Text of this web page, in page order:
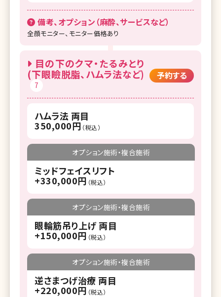
備考、オプション（麻酔、サービスなど）
全顔モニター、モニター価格あり
目の下のクマ・たるみとり
(下眼瞼脱脂、ハムラ法など)
7
予約する
ハムラ法 両目
350,000円 （税込）
オプション施術・複合施術
ミッドフェイスリフト
+330,000円 （税込）
オプション施術・複合施術
眼輪筋吊り上げ 両目
+150,000円 （税込）
オプション施術・複合施術
逆さまつげ治療 両目
+220,000円 （税込）